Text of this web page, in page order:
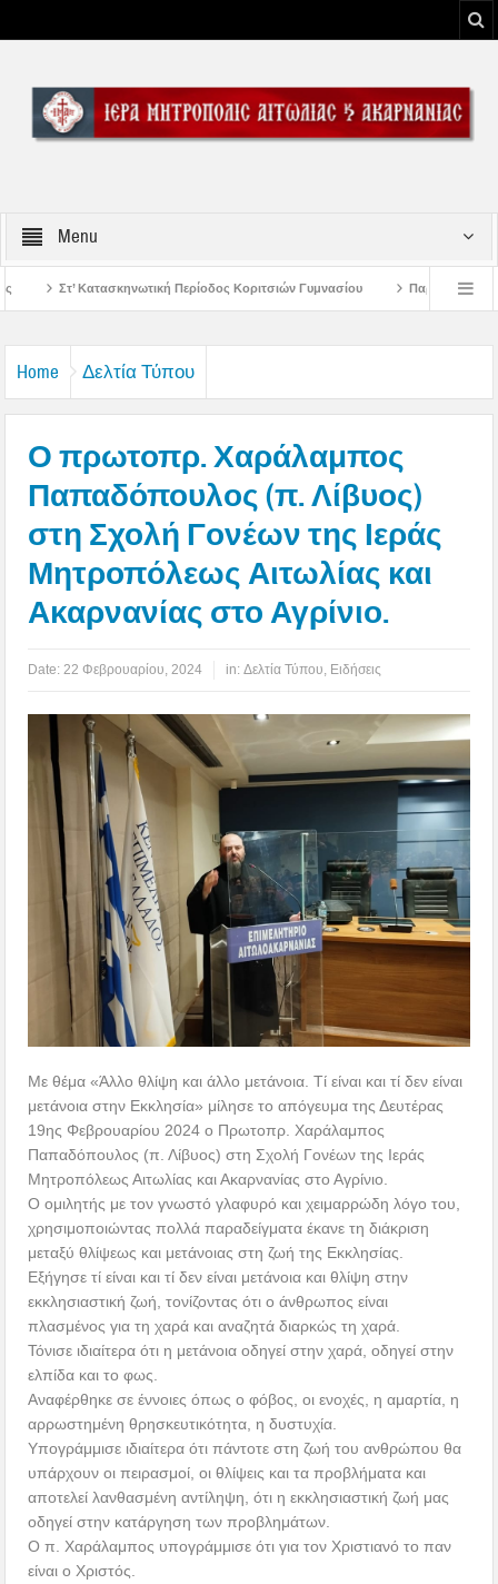
Menu
Κοριτσιών Γυμνασίου Παρακλήσεις πρώτης εβδομάδος
Home Δελτία Τύπου
Ο πρωτοπρ. Χαράλαμπος
Παπαδόπουλος (π. Λίβυος)
στη Σχολή Γονέων της Ιεράς
Μητροπόλεως Αιτωλίας και
Ακαρνανίας στο Αγρίνιο.
Date: 22 Φεβρουαρίου, 2024 in:Δελτία Τύπου Ειδήσεις
Με θέμα «Άλλο θλίψη και άλλο μετάνοια. Τί είναι και τί δεν είναι
μετάνοια στην Εκκλησία» μίλησε το απόγευμα της Δευτέρας
19ης Φεβρουαρίου 2024 ο Πρωτοπρ. Χαράλαμπος
Παπαδόπουλος (π. Λίβυος) στη Σχολή Γονέων της Ιεράς
Μητροπόλεως Αιτωλίας και Ακαρνανίας στο Αγρίνιο.
Ο ομιλητής με τον γνωστό γλαφυρό και χειμαρρώδη λόγο του,
χρησιμοποιώντας πολλά παραδείγματα έκανε τη διάκριση
μεταξύ θλίψεως και μετάνοιας στη ζωή της Εκκλησίας.
Εξήγησε τί είναι και τί δεν είναι μετάνοια και θλίψη στην
εκκλησιαστική ζωή, τονίζοντας ότι ο άνθρωπος είναι
πλασμένος για τη χαρά και αναζητά διαρκώς τη χαρά.
Τόνισε ιδιαίτερα ότι η μετάνοια οδηγεί στην χαρά, οδηγεί στην
ελπίδα και το φως.
Αναφέρθηκε σε έννοιες όπως ο φόβος, οι ενοχές, η αμαρτία, η
αρρωστημένη θρησκευτικότητα, η δυστυχία.
Υπογράμμισε ιδιαίτερα ότι πάντοτε στη ζωή του ανθρώπου θα
υπάρχουν οι πειρασμοί, οι θλίψεις και τα προβλήματα και
αποτελεί λανθασμένη αντίληψη, ότι η εκκλησιαστική ζωή μας
οδηγεί στην κατάργηση των προβλημάτων.
Ο π. Χαράλαμπος υπογράμμισε ότι για τον Χριστιανό το παν
είναι ο Χριστός.